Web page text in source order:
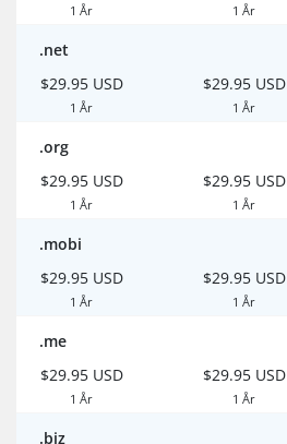
1 År 1 År
.net
$29.95 USD
1 År
$29.95 USD
1 År
.org
$29.95 USD
1 År
$29.95 USD
1 År
.mobi
$29.95 USD
1 År
$29.95 USD
1 År
.me
$29.95 USD
1 År
$29.95 USD
1 År
.biz